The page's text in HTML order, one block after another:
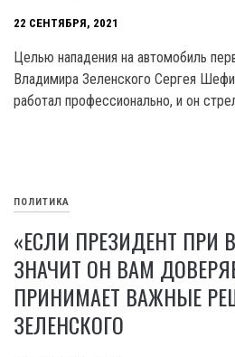
22 СЕНТЯБРЯ, 2021
Целью нападения на автомобиль
Владимира Зеленского Сергея
работал профессионально, и он
ПОЛИТИКА
«ЕСЛИ ПРЕЗИДЕНТ ПРИ
ЗНАЧИТ ОН ВАМ
ПРИНИМАЕТ ВАЖНЫЕ
ЗЕЛЕНСКОГО